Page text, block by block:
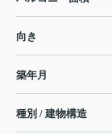
向き
築年月
種別 / 建物構造